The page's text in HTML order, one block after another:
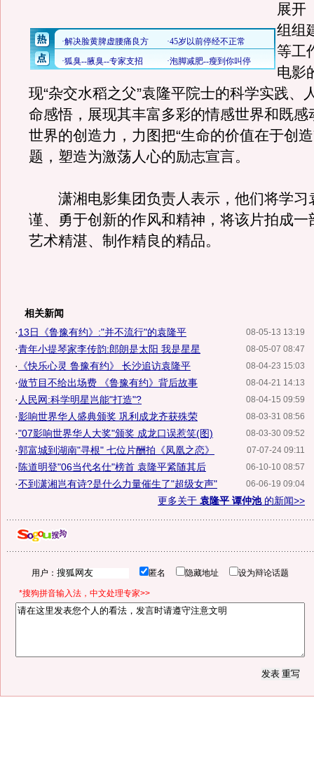
展开
组组
等工
电影
现“杂交水稻之父”袁隆平院士的科学实践、
命感悟，展现其丰富多彩的情感世界和既感
世界的创造力，力图把“生命的价值在于创
题，塑造为激荡人心的励志宣言。
潇湘电影集团负责人表示，他们将学习
谨、勇于创新的作风和精神，将该片拍成一
艺术精湛、制作精良的精品。
相关新闻
08-05-13 13:19
·13日《鲁豫有约》:"并不流行"的袁隆平
08-05-07 08:47
·青年小提琴家李传韵:郎朗是太阳 我是星星
08-04-23 15:03
· 《快乐心灵 鲁豫有约》 长沙追访袁隆平
08-04-21 14:13
·做节目不给出场费 《鲁豫有约》背后故事
08-04-15 09:59
· 人民网:科学明星岂能"打造"?
08-03-31 08:56
·影响世界华人盛典颁奖 巩利成龙齐获殊荣
08-03-30 09:52
·"07影响世界华人大奖"颁奖 成龙口误惹笑(图)
07-07-24 09:11
·郭富城到湖南"寻根" 七位片酬拍《凤凰之恋》
06-10-10 08:57
· 陈道明登"06当代名仕"榜首 袁隆平紧随其后
06-06-19 09:04
·不到潇湘岂有诗?是什么力量催生了"超级女声"
更多关于 袁隆平 谭仲池的新闻>>
用户： 匿名 隐藏地址 设为辩论话题
*搜狗拼音输入法，中文处理专家>>